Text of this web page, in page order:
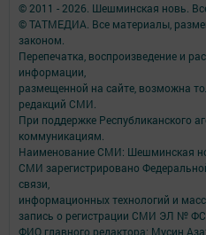
© 2011 - 2026. Шешминская новь.
© ТАТМЕДИА. Все материалы,
законом.
Перепечатка, воспроизведение и
информации,
размещенной на сайте, возможна
редакций СМИ.
При поддержке Республиканского
коммуникациям.
Наименование СМИ: Шешминская
СМИ зарегистрировано
связи,
информационных технологий и
запись о регистрации СМИ ЭЛ № ФС
ФИО главного редактора: Мусин